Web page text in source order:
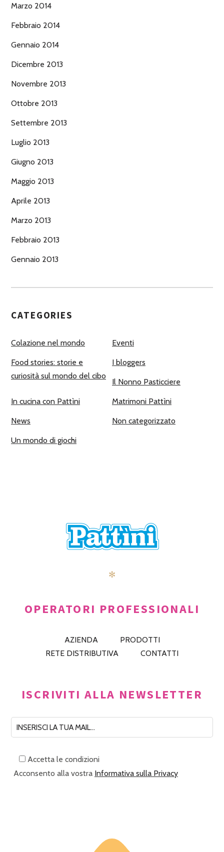
Marzo 2014
Febbraio 2014
Gennaio 2014
Dicembre 2013
Novembre 2013
Ottobre 2013
Settembre 2013
Luglio 2013
Giugno 2013
Maggio 2013
Aprile 2013
Marzo 2013
Febbraio 2013
Gennaio 2013
CATEGORIES
Colazione nel mondo Eventi
Food stories: storie e
curiosità sul mondo del cibo
I bloggers
Il Nonno Pasticciere
In cucina con Pattìni Matrimoni Pattìni
News Non categorizzato
Un mondo di giochi
✻
OPERATORI PROFESSIONALI
AZIENDA
PRODOTTI
RETE DISTRIBUTIVA
CONTATTI
ISCRIVITI ALLA NEWSLETTER
Accetta le condizioni
Acconsento alla vostra Informativa sulla Privacy